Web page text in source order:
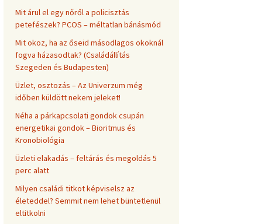
Mit árul el egy nőről a policisztás
petefészek? PCOS – méltatlan bánásmód
Mit okoz, ha az őseid másodlagos okoknál
fogva házasodtak? (Családállítás
Szegeden és Budapesten)
Üzlet, osztozás – Az Univerzum még
időben küldött nekem jeleket!
Néha a párkapcsolati gondok csupán
energetikai gondok – Bioritmus és
Kronobiológia
Üzleti elakadás – feltárás és megoldás 5
perc alatt
Milyen családi titkot képviselsz az
életeddel? Semmit nem lehet büntetlenül
eltitkolni